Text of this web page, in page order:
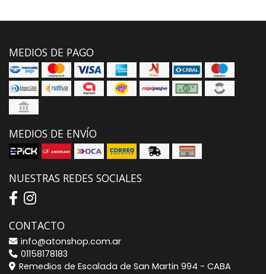
MEDIOS DE PAGO
MEDIOS DE ENVÍO
NUESTRAS REDES SOCIALES
CONTACTO
info@atonshop.com.ar
01158178183
Remedios de Escalada de San Martin 994 - CABA